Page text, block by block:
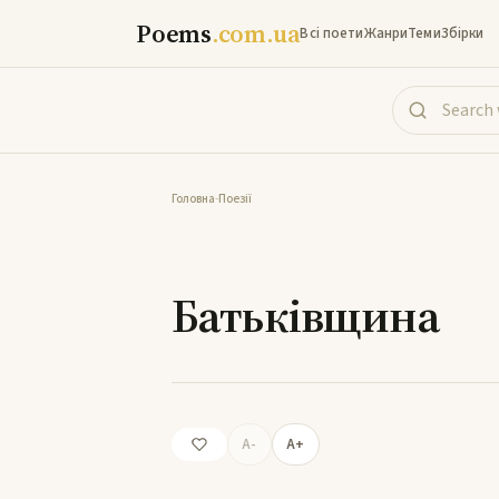
Poems.com.uaВсі поетиЖанриТемиЗбірки
Головна-Поезії
Батьківщина
A- A+